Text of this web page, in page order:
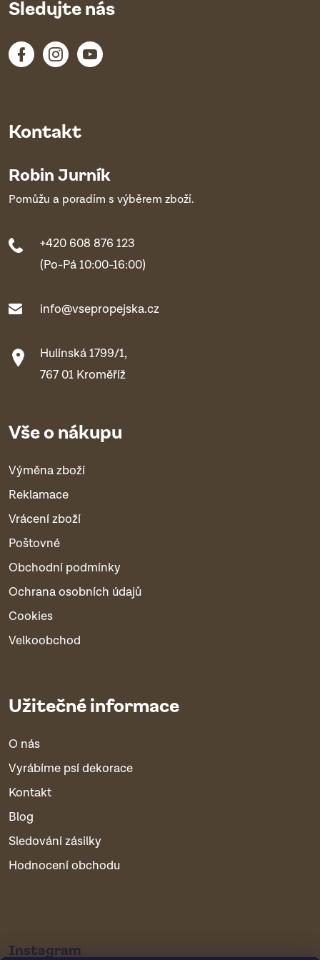
Kontakt
Robin Jurník
Pomůžu a poradím s výběrem zboží.
+420 608 876 123
(Po-Pá 10:00-16:00)
info@vsepropejska.cz
Hulínská 1799/1,
767 01 Kroměříž
Vše o nákupu
Výměna zboží
Reklamace
Vrácení zboží
Poštovné
Obchodní podmínky
Ochrana osobních údajů
Cookies
Velkoobchod
Užitečné informace
O nás
Vyrábíme psí dekorace
Kontakt
Blog
Sledování zásilky
Hodnocení obchodu
Sledujte nás
Instagram